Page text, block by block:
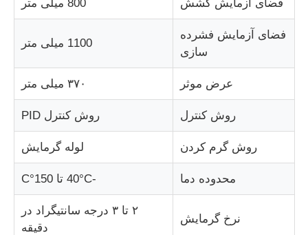
کنترل کننده دما و رطوبت
تست کننده سختی
فضای آزمایش کشش 800 میلی متر
فضای آزمایش فشرده
سازی
1100 میلی متر
عرض موثر ۳۷۰ میلی متر
روش کنترل روش کنترل PID
روش گرم کردن لوله گرمایش
محدوده دما -40°C تا 150°C
نرخ گرمایش
۲ تا ۳ درجه سانتیگراد در
دقیقه